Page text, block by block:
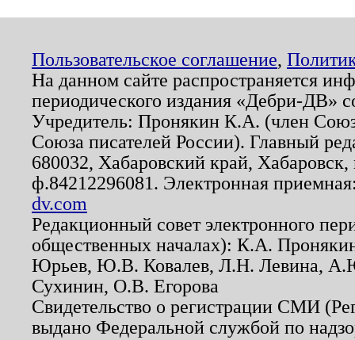
Пользовательское соглашение,
На данном сайте распространяется
периодического издания «Дебри-ДВ»
Учредитель: Пронякин К.А. (член
Союза писателей России). Главный
680032, Хабаровский край,
ф.84212296081. Электронная
dv.com
Редакционный совет электронного
общественных началах): К.А.
Юрьев, Ю.В. Ковалев, Л.Н. Левина,
Сухинин, О.В. Егорова
Свидетельство о регистрации СМИ
выдано Федеральной службой по